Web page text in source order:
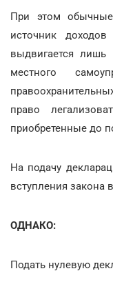
При этом
источник
выдвигается
местного
право
приобретенные до
На подачу
вступления закона
ОДНАКО:
Подать нулевую